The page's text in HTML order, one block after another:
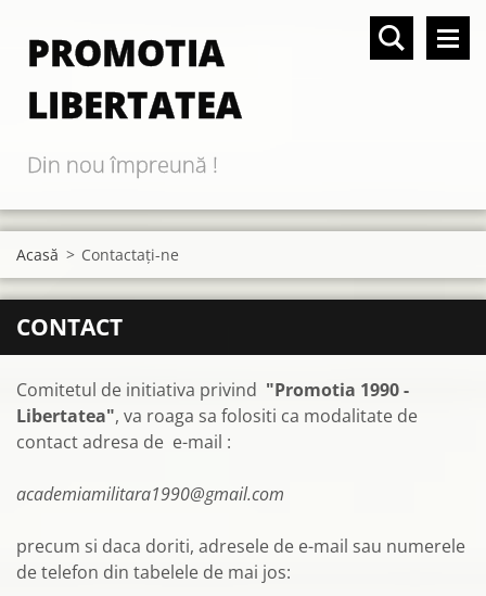
PROMOTIA
LIBERTATEA
Din nou împreună !
Acasă > Contactaţi-ne
CONTACT
Comitetul de initiativa privind "Promotia 1990 -
Libertatea", va roaga sa folositi ca modalitate de
contact adresa de e-mail :
academiamilitara1990@gmail.com
precum si daca doriti, adresele de e-mail sau numerele
de telefon din tabelele de mai jos: